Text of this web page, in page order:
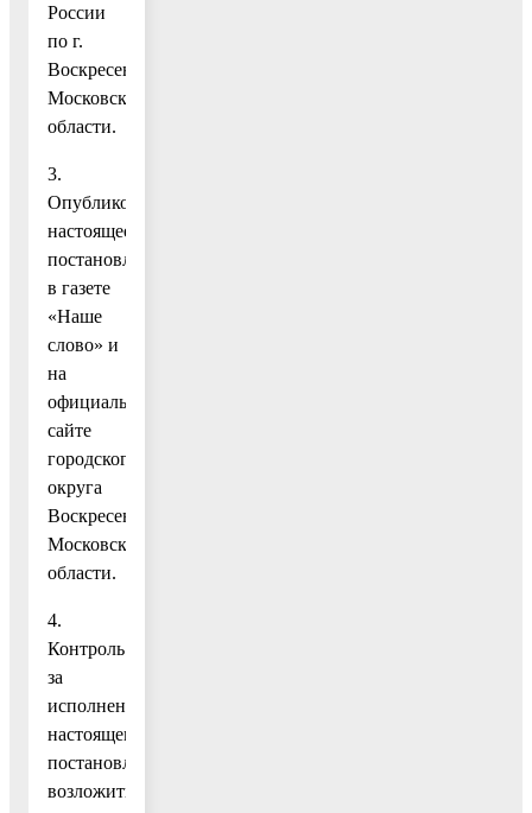
России
по г.
Воскресенску
Московской
области.
3.
Опубликовать
настоящее
постановление
в газете
«Наше
слово» и
на
официальном
сайте
городского
округа
Воскресенск
Московской
области.
4.
Контроль
за
исполнением
настоящего
постановления
возложить